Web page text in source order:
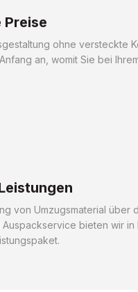
Preise
ohne versteckte
an, womit Sie bei
von Umzugsmaterial über
Auspackservice bieten wir in